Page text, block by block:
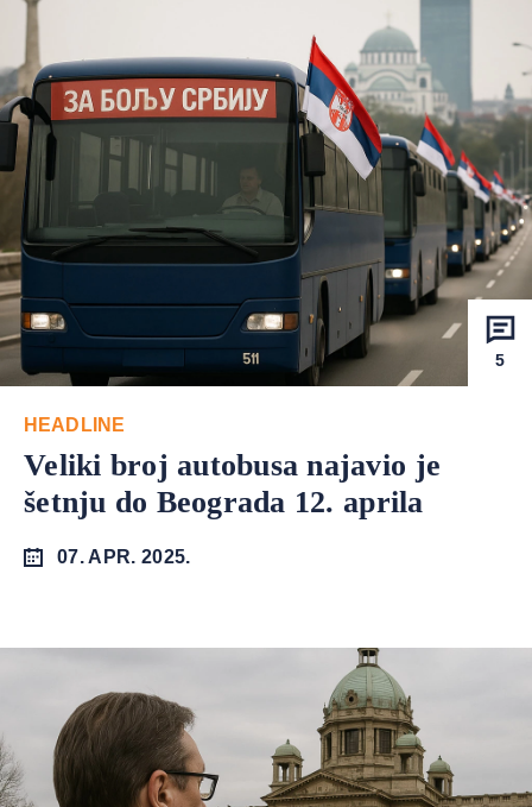
5
HEADLINE
Veliki broj autobusa najavio je
šetnju do Beograda 12. aprila
07. APR. 2025.